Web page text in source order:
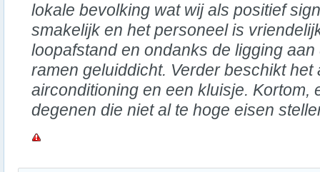
lokale bevolking wat wij als positief
smakelijk en het personeel is
loopafstand en ondanks de ligging
ramen geluiddicht. Verder beschikt het
airconditioning en een kluisje. Kortom,
degenen die niet al te hoge eisen